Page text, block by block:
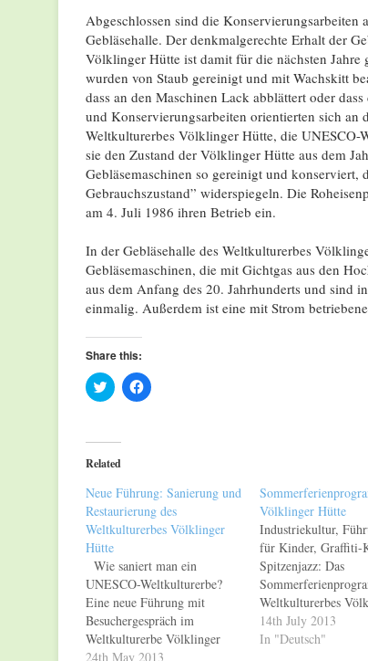
Abgeschlossen sind die Konservierungsarbeiten
Gebläsehalle. Der denkmalgerechte Erhalt der
Völklinger Hütte ist damit für die nächsten Jahre
wurden von Staub gereinigt und mit Wachskitt
dass an den Maschinen Lack abblättert oder
und Konservierungsarbeiten orientierten sich an
Weltkulturerbes Völklinger Hütte, die UNESCO-
sie den Zustand der Völklinger Hütte aus dem
Gebläsemaschinen so gereinigt und konserviert,
Gebrauchszustand” widerspiegeln. Die
am 4. Juli 1986 ihren Betrieb ein.
In der Gebläsehalle des Weltkulturerbes
Gebläsemaschinen, die mit Gichtgas aus den
aus dem Anfang des 20. Jahrhunderts und sind
einmalig. Außerdem ist eine mit Strom
Share this:
Click
to
(Opens
in
new
Click
to
Related
Neue Führung: Sanierung und
Restaurierung des
Weltkulturerbes Völklinger
Hütte
Wie saniert man ein
UNESCO-Weltkulturerbe?
Eine neue Führung mit
Besuchergespräch im
Weltkulturerbe Völklinger
Hütte gibt dazu Auskunft.
24th May 2013
Völklinger Hütte
Industriekultur,
für Kinder, Graffiti-
Spitzenjazz: Das
Weltkulturerbes
Hütte Das
Völklinger Hütte ist
14th July 2013
In "Deutsch"